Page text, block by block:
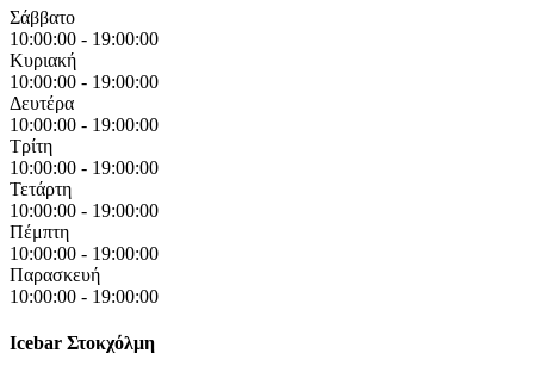
Σάββατο
10:00:00 - 19:00:00
Κυριακή
10:00:00 - 19:00:00
Δευτέρα
10:00:00 - 19:00:00
Τρίτη
10:00:00 - 19:00:00
Τετάρτη
10:00:00 - 19:00:00
Πέμπτη
10:00:00 - 19:00:00
Παρασκευή
10:00:00 - 19:00:00
Icebar Στοκχόλμη